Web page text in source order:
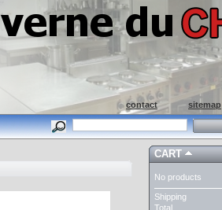
contact sitemap
CART
No products
Shipping
Total